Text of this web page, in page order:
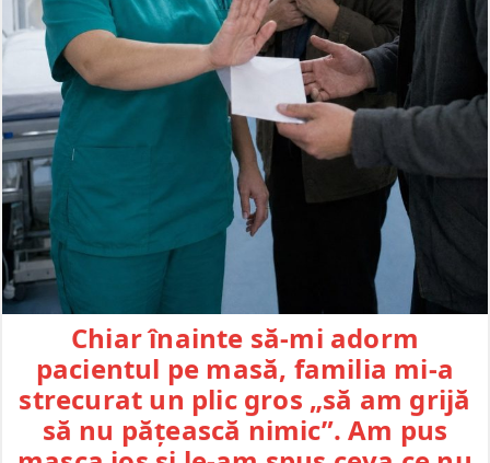
Chiar înainte să-mi adorm
pacientul pe masă, familia mi-a
strecurat un plic gros „să am grijă
să nu pățească nimic”. Am pus